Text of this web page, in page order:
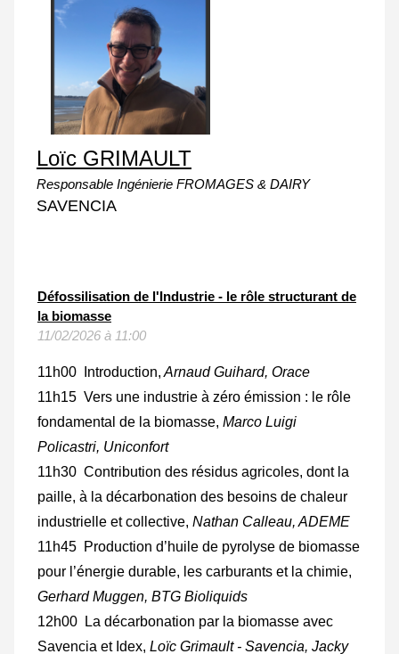
Loïc GRIMAULT
Responsable Ingénierie FROMAGES & DAIRY
SAVENCIA
Défossilisation de l'Industrie - le rôle structurant de
la biomasse
11/02/2026 à 11:00
11h00 Introduction, Arnaud Guihard, Orace
11h15 Vers une industrie à zéro émission : le rôle
fondamental de la biomasse, Marco Luigi
Policastri, Uniconfort
11h30 Contribution des résidus agricoles, dont la
paille, à la décarbonation des besoins de chaleur
industrielle et collective, Nathan Calleau, ADEME
11h45 Production d’huile de pyrolyse de biomasse
pour l’énergie durable, les carburants et la chimie,
Gerhard Muggen, BTG Bioliquids
12h00 La décarbonation par la biomasse avec
Savencia et Idex, Loïc Grimault - Savencia, Jacky